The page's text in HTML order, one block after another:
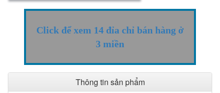
Click để xem 14 đỉa chỉ bán hàng ở
3 miền
Thông tin sản phẩm